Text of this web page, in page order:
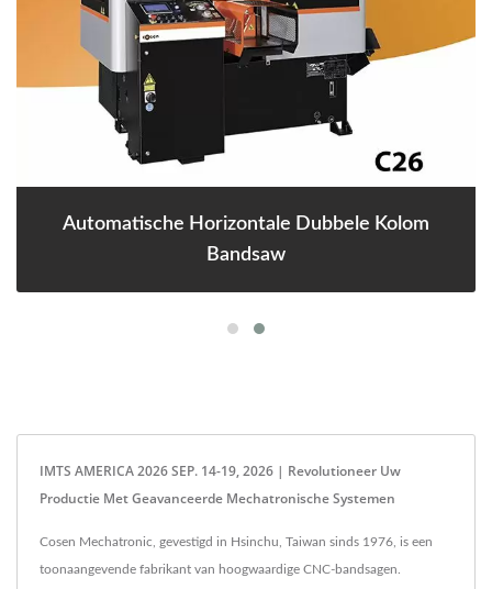
Automatische Horizontale Dubbele Kolom
Bandsaw
IMTS AMERICA 2026 SEP. 14-19, 2026 | Revolutioneer Uw
Productie Met Geavanceerde Mechatronische Systemen
Cosen Mechatronic, gevestigd in Hsinchu, Taiwan sinds 1976, is een
toonaangevende fabrikant van hoogwaardige CNC-bandsagen.